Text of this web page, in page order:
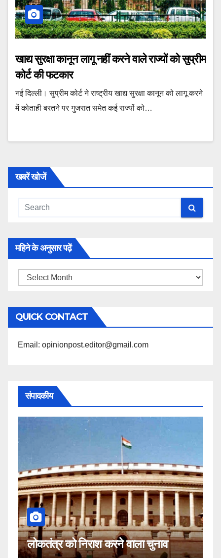
खाद्य सुरक्षा कानून लागू नहीं करने वाले राज्यों को सुप्रीम
कोर्ट की फटकार
नई दिल्ली। सुप्रीम कोर्ट ने राष्ट्रीय खाद्य सुरक्षा कानून को लागू करने
में कोताही बरतने पर गुजरात समेत कई राज्यों को…
खबरें खोजें
महिने के अनुसार पढ़ें
महिने
अनुसार
पढ़ें
QUICK CONTACT
Email: opinionpost.editor@gmail.com
संपादकीय
को निराश करने वाला चुनाव
कहीं यह
नहीं!